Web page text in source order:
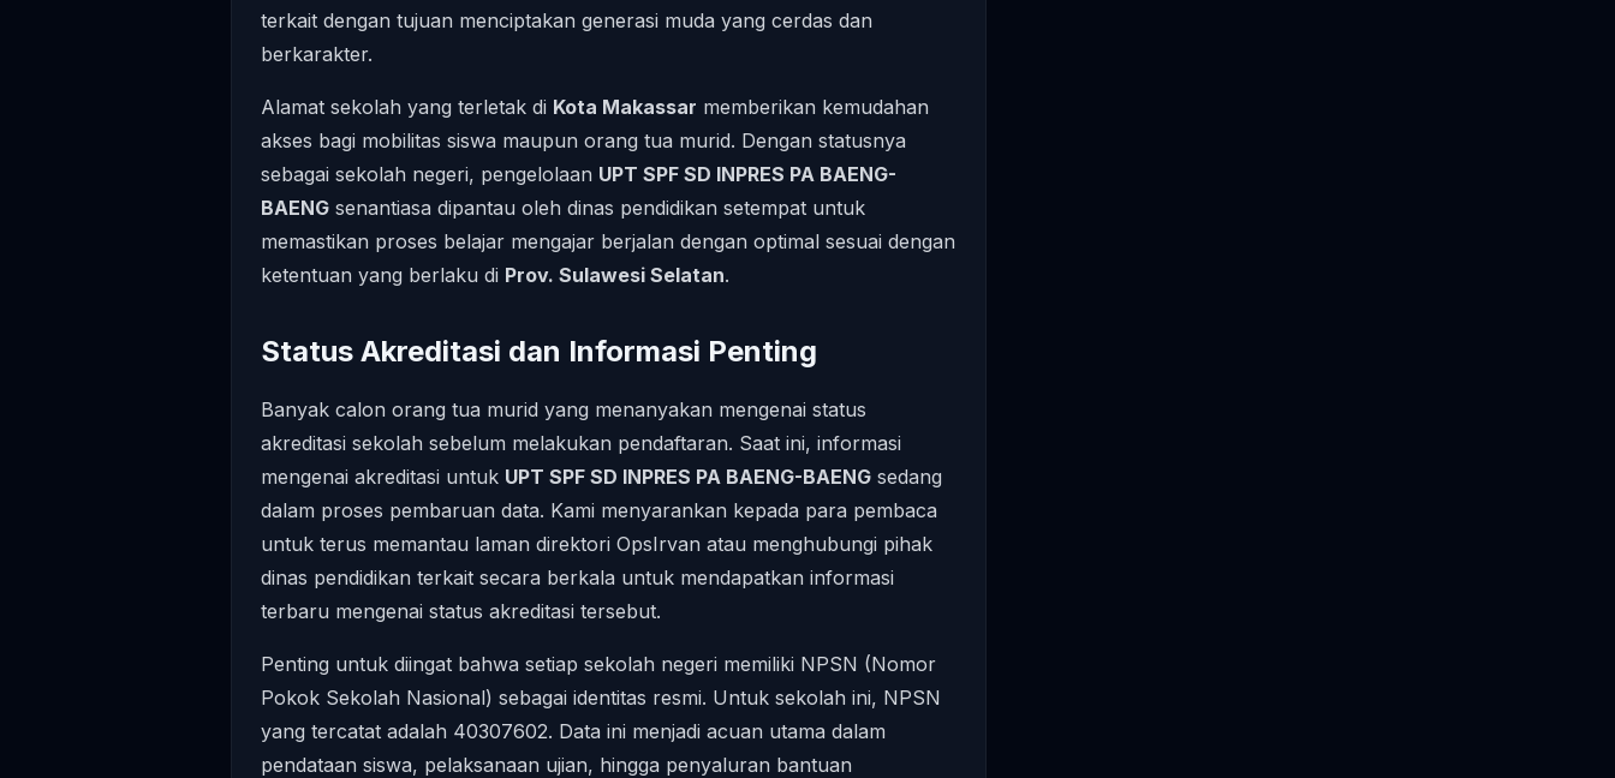
terkait dengan tujuan menciptakan generasi muda yang cerdas dan
berkarakter.
Alamat sekolah yang terletak di Kota Makassar memberikan kemudahan
akses bagi mobilitas siswa maupun orang tua murid. Dengan statusnya
sebagai sekolah negeri, pengelolaan UPT SPF SD INPRES PA BAENG-
BAENG senantiasa dipantau oleh dinas pendidikan setempat untuk
memastikan proses belajar mengajar berjalan dengan optimal sesuai dengan
ketentuan yang berlaku di Prov. Sulawesi Selatan.
Status Akreditasi dan Informasi Penting
Banyak calon orang tua murid yang menanyakan mengenai status
akreditasi sekolah sebelum melakukan pendaftaran. Saat ini, informasi
mengenai akreditasi untuk UPT SPF SD INPRES PA BAENG-BAENG sedang
dalam proses pembaruan data. Kami menyarankan kepada para pembaca
untuk terus memantau laman direktori OpsIrvan atau menghubungi pihak
dinas pendidikan terkait secara berkala untuk mendapatkan informasi
terbaru mengenai status akreditasi tersebut.
Penting untuk diingat bahwa setiap sekolah negeri memiliki NPSN (Nomor
Pokok Sekolah Nasional) sebagai identitas resmi. Untuk sekolah ini, NPSN
yang tercatat adalah 40307602. Data ini menjadi acuan utama dalam
pendataan siswa, pelaksanaan ujian, hingga penyaluran bantuan